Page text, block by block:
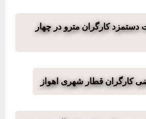
کارگران مترو در چهار
کارگران قطار شهری اهواز